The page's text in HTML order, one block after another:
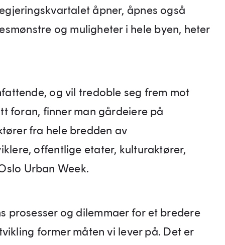
åpner, åpnes også
og muligheter i hele byen, heter
og vil tredoble seg frem mot
foran, finner man gårdeiere på
fra hele bredden av
offentlige etater, kulturaktører,
Urban Week.
prosesser og dilemmaer for et bredere
former måten vi lever på. Det er